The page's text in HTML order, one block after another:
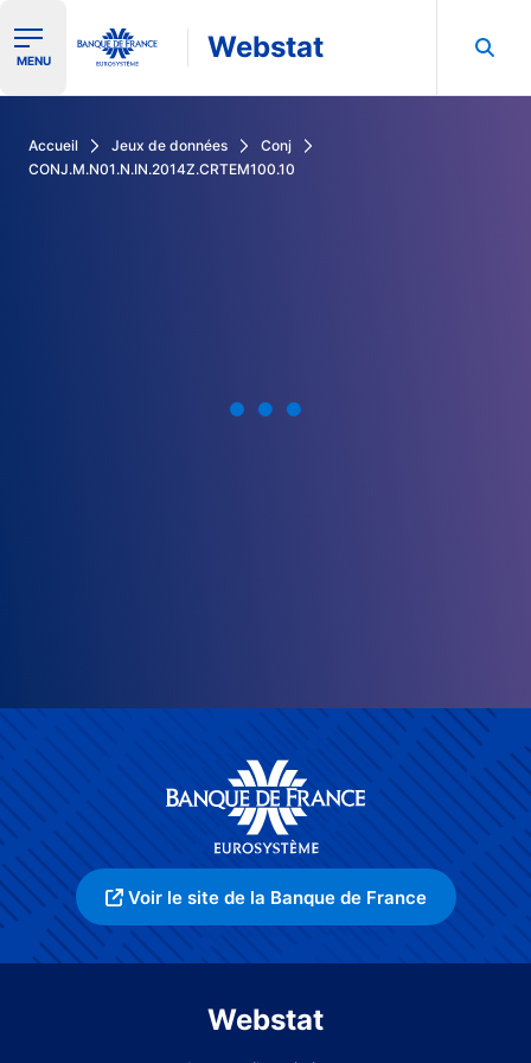
Ouvrir le menu de navigation
MENU Webstat
Accueil Jeux de données
Conj
CONJ.M.N01.N.IN.2014Z.CRTEM100.10
Voir le site de la Banque de France
Webstat